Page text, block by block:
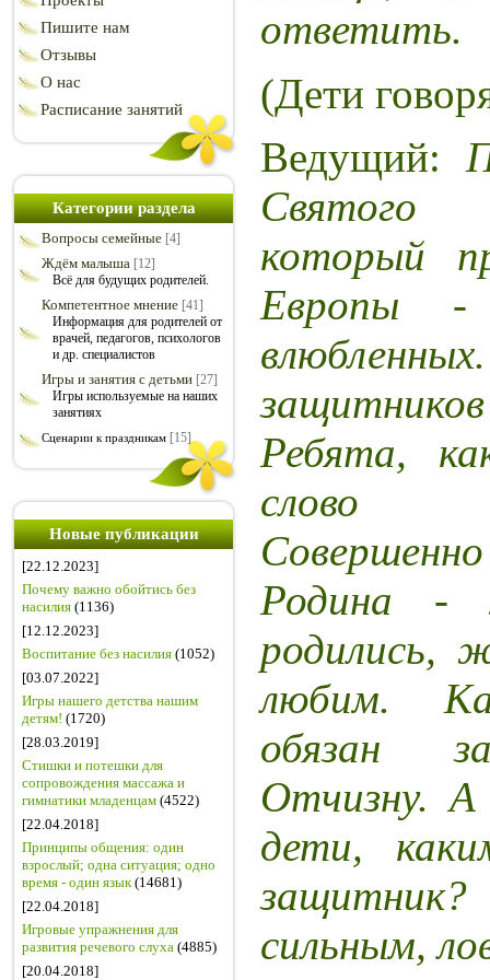
Пишите нам
Отзывы
О нас
Расписание занятий
Категории раздела
Вопросы семейные [4]
Ждём малыша [12]
Всё для будущих родителей.
Компетентное мнение [41]
Информация для родителей от
врачей, педагогов, психологов
и др. специалистов
Игры и занятия с детьми [27]
Игры используемые на наших
занятиях
Сценарии к праздникам [15]
Новые публикации
[22.12.2023]
Почему важно обойтись без
насилия (1136)
[12.12.2023]
Воспитание без насилия (1052)
[03.07.2022]
Игры нашего детства нашим
детям! (1720)
[28.03.2019]
Стишки и потешки для
сопровождения массажа и
гимнатики младенцам (4522)
[22.04.2018]
Принципы общения: один
взрослый; одна ситуация; одно
время - один язык(14681)
[22.04.2018]
Игровые упражнения для
развития речевого слуха (4885)
[20.04.2018]
ответить.
(Дети
Ведущий:
который
Европы -
Ребята,
слово
Родина -
родились,
любим.
обязан
Отчизну.
дети,
сильным,